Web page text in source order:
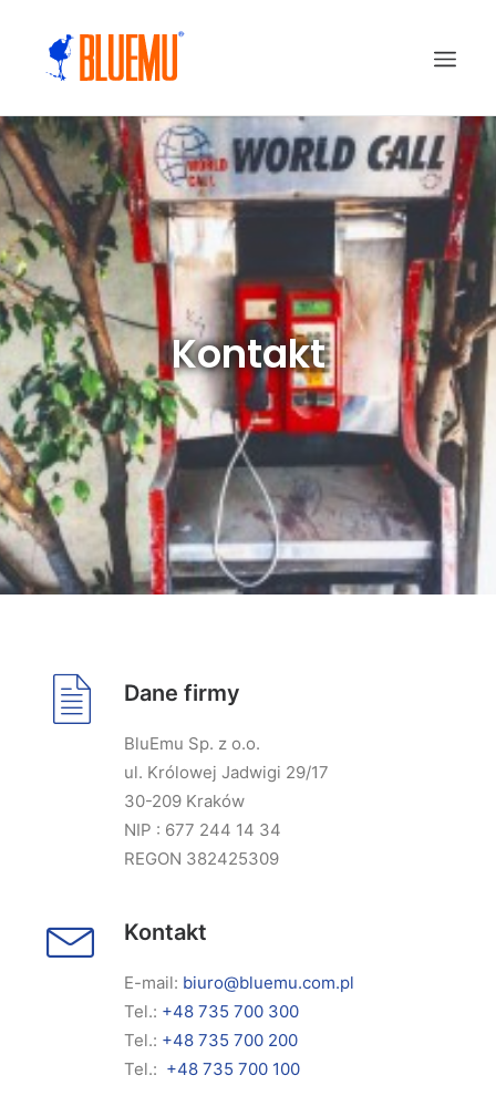
Kontakt
Dane firmy
BluEmu Sp. z o.o.
ul. Królowej Jadwigi 29/17
30-209 Kraków
NIP : 677 244 14 34
REGON 382425309
Kontakt
E-mail: biuro@bluemu.com.pl
Tel.: +48 735 700 300
Tel.: +48 735 700 200
Tel.: +48 735 700 100